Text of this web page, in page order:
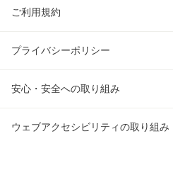
ご利用規約
プライバシーポリシー
安心・安全への取り組み
ウェブアクセシビリティの取り組み